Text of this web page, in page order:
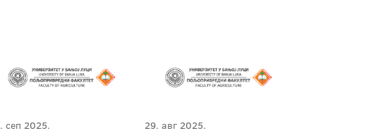
сеп 2025. 29. авг 2025.